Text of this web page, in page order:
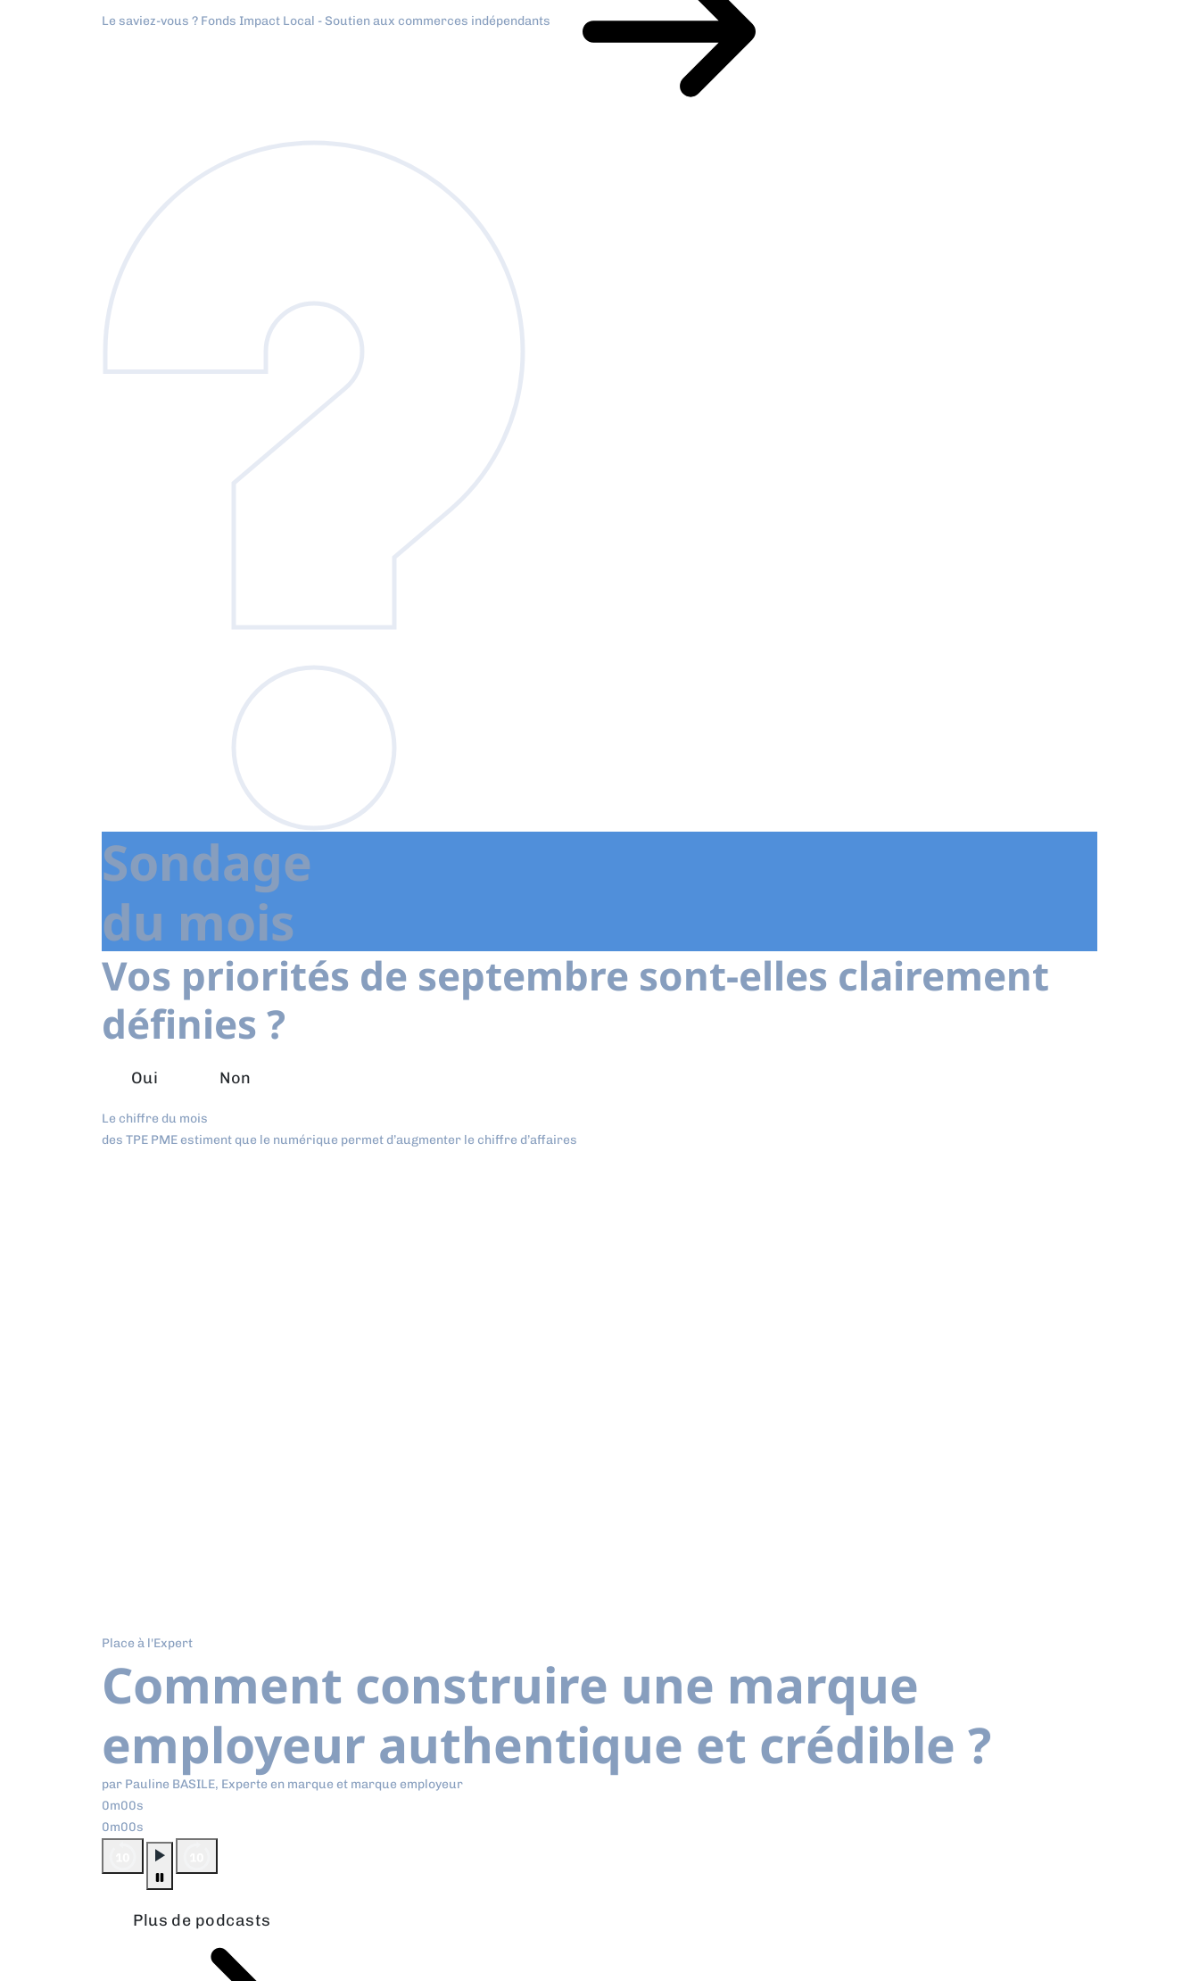
Le saviez-vous ? Fonds Impact Local - Soutien aux commerces indépendants
Sondage
du mois
Vos priorités de septembre sont-elles clairement
définies ?
Oui Non
Le chiffre du mois
des TPE PME estiment que le numérique permet d’augmenter le chiffre d’affaires
Place à l'Expert
Comment construire une marque
employeur authentique et crédible ?
par Pauline BASILE, Experte en marque et marque employeur
0m00s
0m00s
Plus de podcasts